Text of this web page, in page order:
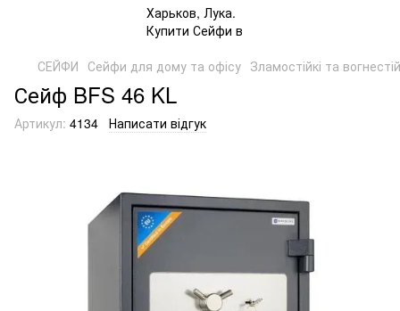
СЕЙФИ Сейфи для дому та офісу Зламостійкі та
Сейф BFS 46 KL
Артикул: 4134 Написати відгук